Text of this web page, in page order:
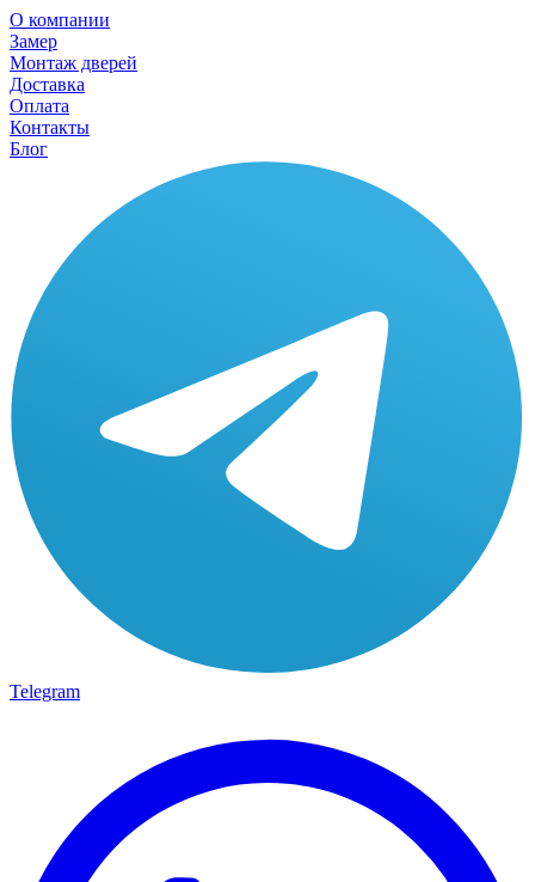
О компании
Замер
Монтаж дверей
Доставка
Оплата
Контакты
Блог
Telegram